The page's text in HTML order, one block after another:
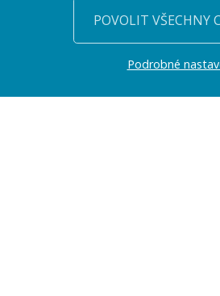
CHCETE
POVOLIT VŠECHNY
Podrobné